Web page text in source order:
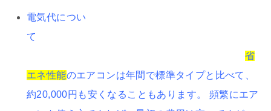
電気代につい
て
省
エネ性能のエアコンは年間で標準タイプと比べて、
約20,000円も安くなることもあります。 頻繁にエア